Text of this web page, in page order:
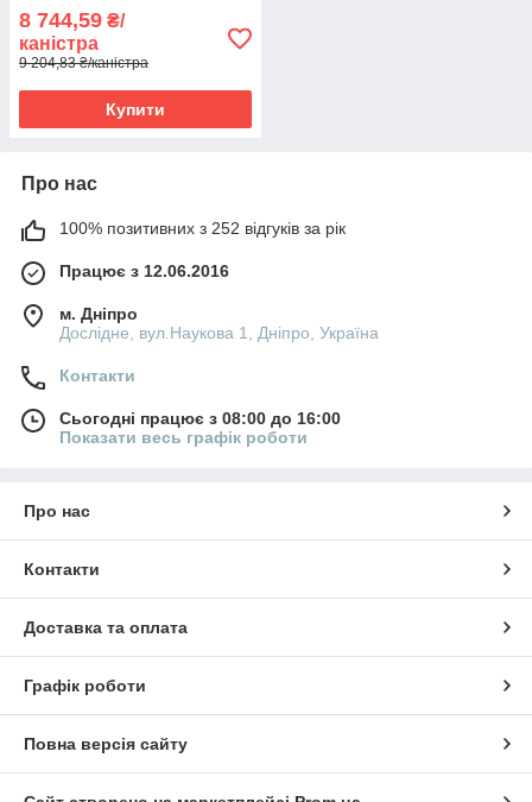
8 744,59 ₴/
каністра
9 204,83 ₴/каністра
Купити
Про нас
100% позитивних з 252 відгуків за рік
Працює з 12.06.2016
м. Дніпро
Дослідне, вул.Наукова 1, Дніпро, Україна
Контакти
Сьогодні працює з 08:00 до 16:00
Показати весь графік роботи
Про нас
Контакти
Доставка та оплата
Графік роботи
Повна версія сайту